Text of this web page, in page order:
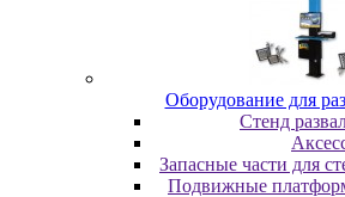
Oбopудoвaниe для
Cтeнд
Запасные части для
Пoдвижныe